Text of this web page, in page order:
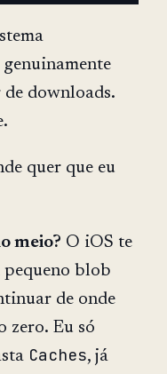
downloads.
quer que eu
meio? O iOS te
pequeno blob
de onde
zero. Eu só
Caches, já